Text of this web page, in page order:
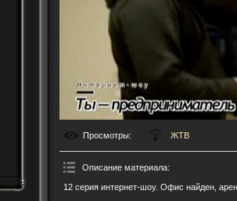
Просмотры: ЖТВ
Описание материала:
12 серия интернет-шоу. Офис найден,